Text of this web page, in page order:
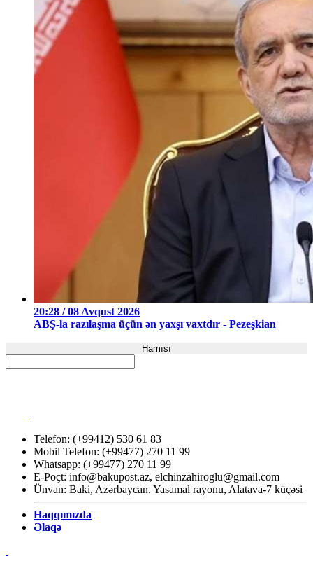
20:28 / 08 Avqust 2026
ABŞ-la razılaşma üçün ən yaxşı vaxtdır - Pezeşkian
Hamısı
Telefon: (+99412) 530 61 83
Mobil Telefon: (+99477) 270 11 99
Whatsapp: (+99477) 270 11 99
E-Poçt: info@bakupost.az, elchinzahiroglu@gmail.com
Ünvan: Baki, Azərbaycan. Yasamal rayonu, Alatava-7 küçəsi
Haqqımızda
Əlaqə